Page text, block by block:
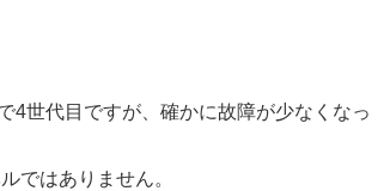
4世代目ですが、確かに故障が少なくなっ
ではありません。